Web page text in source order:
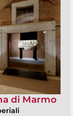
di Marmo